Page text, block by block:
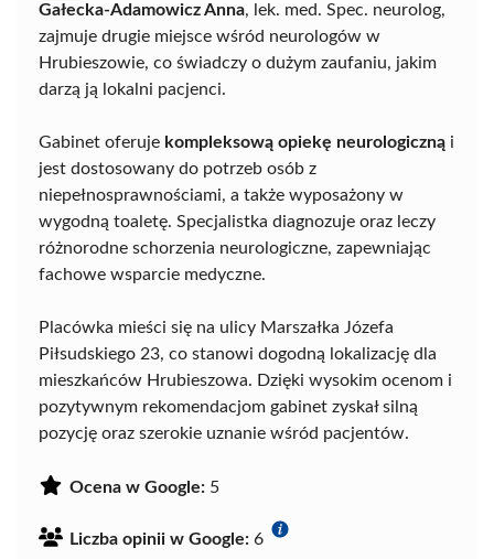
Gałecka-Adamowicz Anna, lek. med. Spec. neurolog,
zajmuje drugie miejsce wśród neurologów w
Hrubieszowie, co świadczy o dużym zaufaniu, jakim
darzą ją lokalni pacjenci.
Gabinet oferuje kompleksową opiekę neurologiczną i
jest dostosowany do potrzeb osób z
niepełnosprawnościami, a także wyposażony w
wygodną toaletę. Specjalistka diagnozuje oraz leczy
różnorodne schorzenia neurologiczne, zapewniając
fachowe wsparcie medyczne.
Placówka mieści się na ulicy Marszałka Józefa
Piłsudskiego 23, co stanowi dogodną lokalizację dla
mieszkańców Hrubieszowa. Dzięki wysokim ocenom i
pozytywnym rekomendacjom gabinet zyskał silną
pozycję oraz szerokie uznanie wśród pacjentów.
Ocena w Google: 5
Liczba opinii w Google: 6